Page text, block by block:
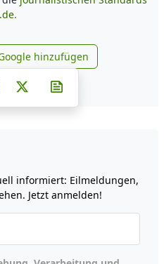
news.de zu Google
hinzufügen
auf Facebook
Teilen auf Whatsapp
Teilen auf Telegram
Pinterest
E-Mail teilen
Post auf X
informiert: Eilmeldungen,
Jetzt anmelden!